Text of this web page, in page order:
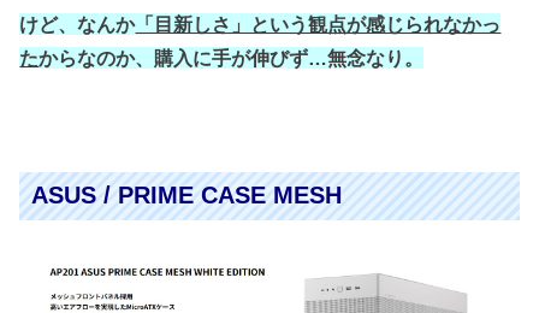
けど、なんか「目新しさ」という観点が感じられなかっ
たからなのか、購入に手が伸びず…無念なり。
ASUS / PRIME CASE MESH